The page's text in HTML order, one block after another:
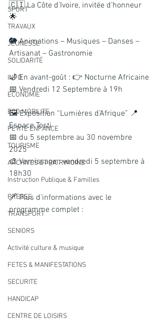
SPORT
TRAVAUX
JEUNESSE
SOLIDARITÉ
INFO
ECONOMIE
ECO MOBILITE
PETITE ENFANCE
TOURISME
ARCHIVES ET PATRIMOINE
Instruction Publique & Familles
PRESSE
TRANSPORT
SENIORS
Activité culture & musique
FETES & MANIFESTATIONS
SECURITE
HANDICAP
CENTRE DE LOISIRS
🇨🇮 La Côte d’Ivoire, invitée d’honneur
🌟
🐘 Animations – Musiques – Danses –
Artisanat – Gastronomie
🌙 En avant-goût : 👉 Nocturne Africaine
📅 Vendredi 12 Septembre à 19h
🖼️ Exposition “Lumières d’Afrique” 📍
Espace Tosti
📅 du 5 septembre au 30 novembre
2025
🎨 Vernissage : vendredi 5 septembre à
18h30
🔗 Plus d'informations avec le
programme complet :